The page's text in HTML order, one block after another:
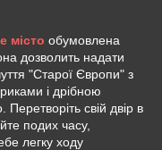
місто обумовлена
дозволить надати
"Старої Європи" з
і дрібною
свій двір в
подих часу,
легку ходу